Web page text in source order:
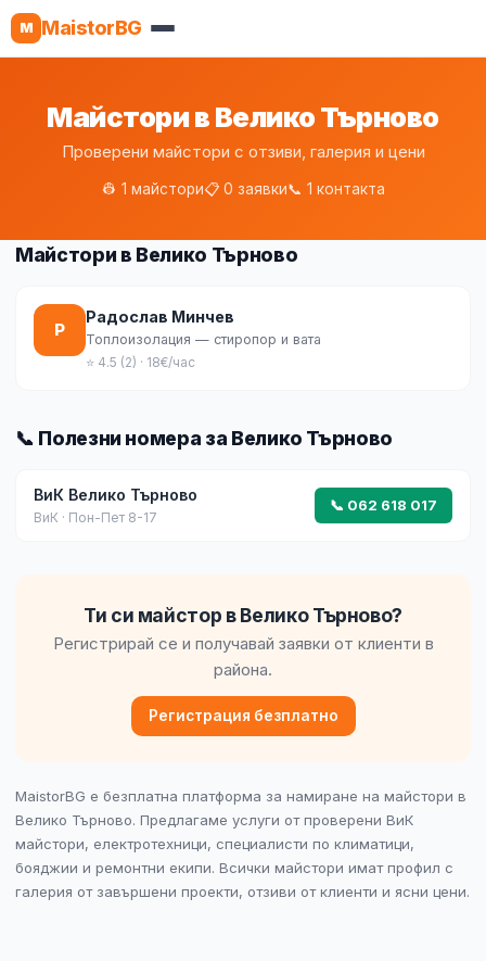
M MaistorBG
Майстори в Велико Търново
Проверени майстори с отзиви, галерия и цени
👷 1 майстори📋 0 заявки📞 1 контакта
Майстори в Велико Търново
Р
Радослав Минчев
Топлоизолация — стиропор и вата
⭐ 4.5 (2) · 18€/час
📞 Полезни номера за Велико Търново
ВиК Велико Търново
ВиК · Пон-Пет 8-17
📞 062 618 017
Ти си майстор в Велико Търново?
Регистрирай се и получавай заявки от клиенти в
района.
Регистрация безплатно
MaistorBG е безплатна платформа за намиране на майстори в
Велико Търново. Предлагаме услуги от проверени ВиК
майстори, електротехници, специалисти по климатици,
бояджии и ремонтни екипи. Всички майстори имат профил с
галерия от завършени проекти, отзиви от клиенти и ясни цени.